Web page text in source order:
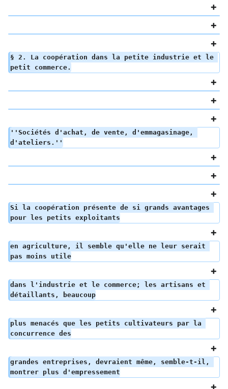
§ 2. La coopération dans la petite industrie et le
petit commerce.
''Sociétés d'achat, de vente, d'emmagasinage,
d'ateliers.''
Si la coopération présente de si grands avantages
pour les petits exploitants
en agriculture, il semble qu'elle ne leur serait
pas moins utile
dans l'industrie et le commerce; les artisans et
détaillants, beaucoup
plus menacés que les petits cultivateurs par la
concurrence des
grandes entreprises, devraient même, semble-t-il,
montrer plus d'empressement